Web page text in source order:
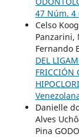
47 Núm. 4
Celso
Panzarini,
Fernando
DEL
FRICCIÓN
Danielle
Alves
Pina